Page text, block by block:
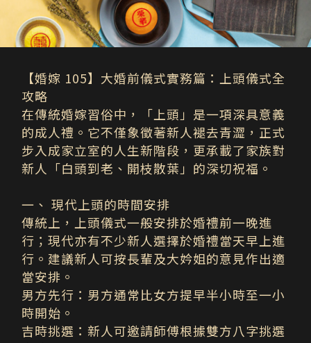
【婚嫁 105】大婚前儀式實務篇：上頭儀式全
攻略
在傳統婚嫁習俗中，「上頭」是一項深具意義
的成人禮。它不僅象徵著新人褪去青澀，正式
步入成家立室的人生新階段，更承載了家族對
新人「白頭到老、開枝散葉」的深切祝福。
一、 現代上頭的時間安排
傳統上，上頭儀式一般安排於婚禮前一晚進
行；現代亦有不少新人選擇於婚禮當天早上進
行。建議新人可按長輩及大妗姐的意見作出適
當安排。
男方先行：男方通常比女方提早半小時至一小
時開始。
吉時挑選：新人可邀請師傅根據雙方八字挑選